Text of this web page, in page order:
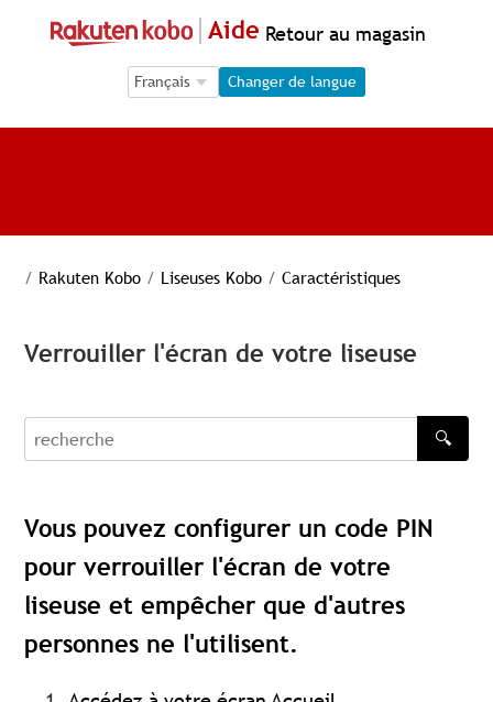
Aide Retour au magasin
Language Selection
Language Selection
Changer de langue
/ Rakuten Kobo / Liseuses Kobo / Caractéristiques
Verrouiller l'écran de votre liseuse
recherche
🔍
Vous pouvez configurer un code PIN
pour verrouiller l'écran de votre
liseuse et empêcher que d'autres
personnes ne l'utilisent.